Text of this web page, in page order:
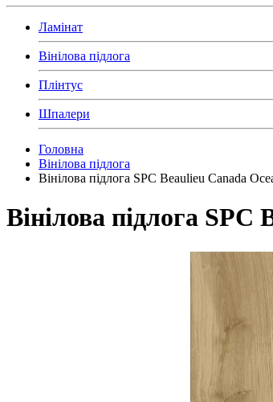
Ламінат
Вінілова підлога
Плінтус
Шпалери
Головна
Вінілова підлога
Вінілова підлога SPC Beaulieu Canada
Вінілова підлога